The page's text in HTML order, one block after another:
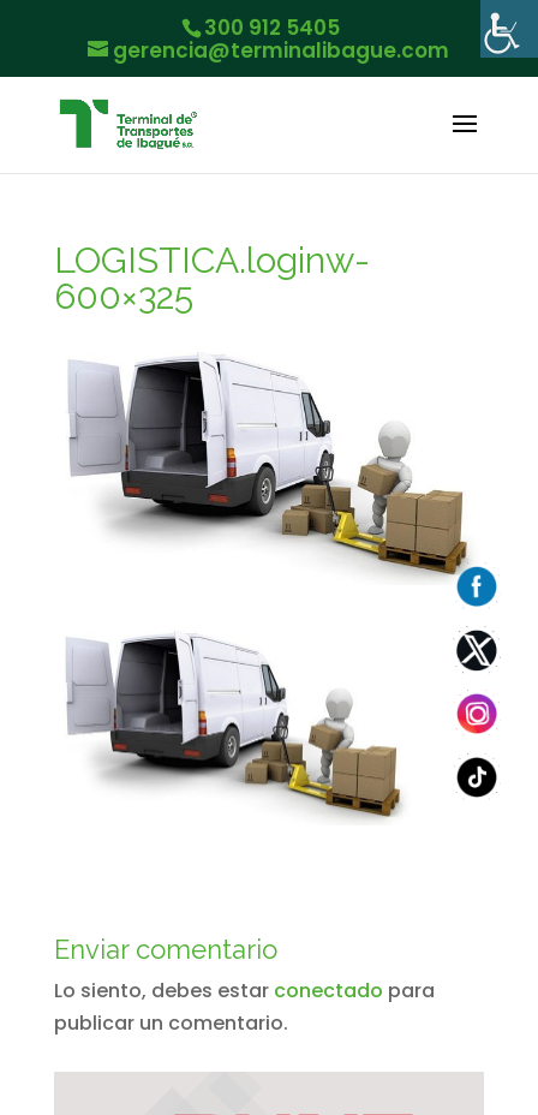
300 912 5405
gerencia@terminalibague.com
LOGISTICA.loginw-
600×325
Enviar comentario
Lo siento, debes estar conectado para
publicar un comentario.